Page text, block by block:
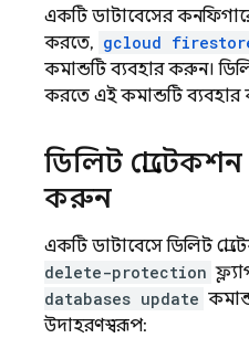
একটি ডাটাবেসের
করতে, gcloud
কমান্ডটি ব্যবহার করুন।
করতে এই কমান্ডটি
ডিলিট
করুন
একটি ডাটাবেসে ডিলিট
delete-protection
databases update
উদাহরণস্বরূপ: